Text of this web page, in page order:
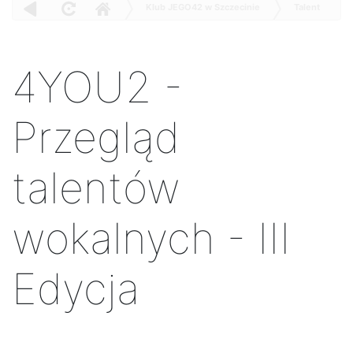
4YOU2 -
Przegląd
talentów
wokalnych - III
Edycja